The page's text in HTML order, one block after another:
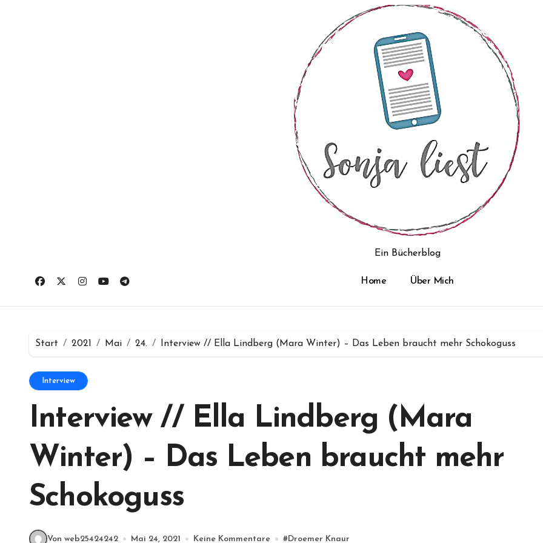
Ein Bücherblog
Home Über Mich
Start 2021 Mai 24. Interview // Ella Lindberg (Mara Winter) – Das Leben braucht mehr Schokoguss
Interview
Interview // Ella Lindberg (Mara
Winter) – Das Leben braucht mehr
Schokoguss
Von web25424242 Mai 24, 2021 Keine Kommentare #Droemer Knaur